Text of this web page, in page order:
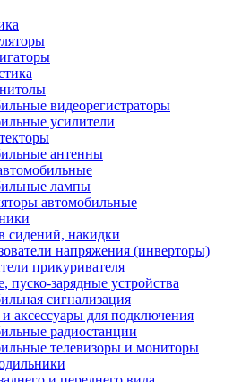
видеорегистраторы
усилители
антенны
лампы
автомобильные
сидений, накидки
напряжения (инверторы)
прикуривателя
пуско-зарядные устройства
сигнализация
аксессуары для подключения
радиостанции
телевизоры и мониторы